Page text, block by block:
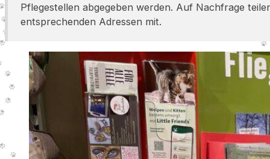
Pflegestellen abgegeben werden. Auf Nachfrage
entsprechenden Adressen mit.